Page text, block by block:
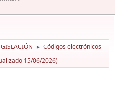
► Códigos electrónicos
15/06/2026)